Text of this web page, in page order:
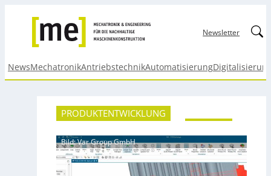
Newsletter
NewsMechatronikAntriebstechnikAutomatisierung
PRODUKTENTWICKLUNG
Bild: Var Group GmbH